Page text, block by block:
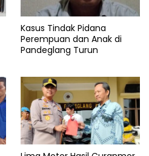
Kasus Tindak Pidana
Perempuan dan Anak di
Pandeglang Turun